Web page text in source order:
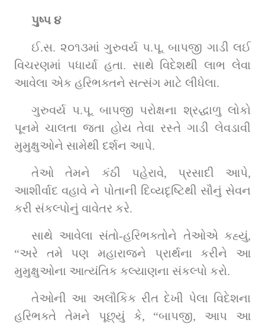
પુષ્પ ૪
ઈ.સ. ૨૦૧૩માં ગુરુવર્ય પ.પૂ. બાપજી ગાડી લઈ
વિચરણમાં પધાર્યા હતા. સાથે વિદેશથી લાભ લેવા
આવેલા એક હરિભક્તને સત્સંગ માટે લીધેલા.
ગુરુવર્ય પ.પૂ. બાપજી પરોક્ષના શ્રદ્ધાળુ લોકો
પૂનમે ચાલતા જતા હોય તેવા રસ્તે ગાડી લેવડાવી
મુમુક્ષુઓને સામેથી દર્શન આપે.
તેઓ તેમને કંઠી પહેરાવે, પ્રસાદી આપે,
આશીર્વાદ વહાવે ને પોતાની દિવ્યદૃષ્ટિથી સૌનું સેવન
કરી સંકલ્પોનું વાવેતર કરે.
સાથે આવેલા સંતો-હરિભક્તોને તેઓએ કહ્યું,
“અરે તમે પણ મહારાજને પ્રાર્થના કરીને આ
મુમુક્ષુઓના આત્યંતિક કલ્યાણના સંકલ્પો કરો.
તેઓની આ અલૌકિક રીત દેખી પેલા વિદેશના
હરિભક્તે તેમને પૂછ્યું કે, “બાપજી, આપ આ